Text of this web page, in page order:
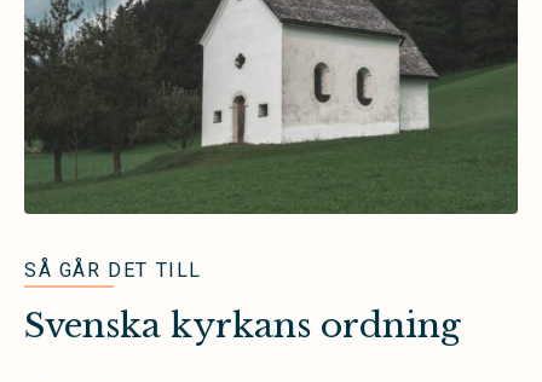
SÅ GÅR DET TILL
Svenska kyrkans ordning